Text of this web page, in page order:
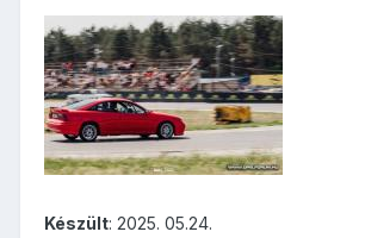
Készült: 2025. 05.24.